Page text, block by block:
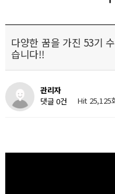
다양한 꿈을 가진 53기
습니다!!
관리자
댓글 0건
Hit 25,125